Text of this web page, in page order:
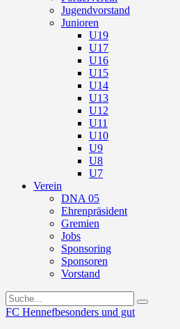
Jugendvorstand
Junioren
U19
U17
U16
U15
U14
U13
U12
U11
U10
U9
U8
U7
Verein
DNA 05
Ehrenpräsident
Gremien
Jobs
Sponsoring
Sponsoren
Vorstand
FC Hennefbesonders und gut